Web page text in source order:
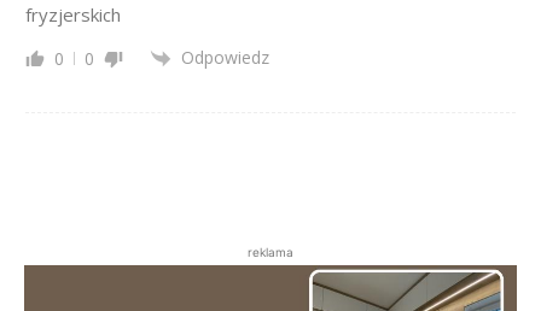
fryzjerskich
0 0 Odpowiedz
reklama